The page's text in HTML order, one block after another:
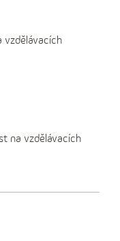
vzdělávacích
na vzdělávacích